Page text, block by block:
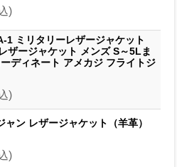
)
1 ミリタリーレザージャケット
ザージャケット メンズ S～5Lま
ディネート アメカジ フライトジ
)
ャン レザージャケット（羊革）
)